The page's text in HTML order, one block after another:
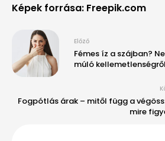
Képek forrása: Freepik.com
Előző
Fémes íz a szájban?
múló
Fogpótlás árak – mitől függ a
mire